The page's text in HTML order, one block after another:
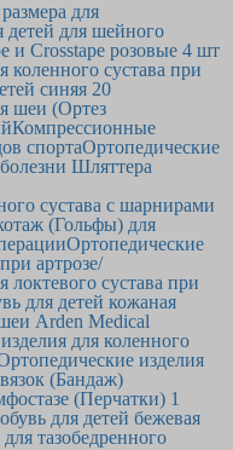
для
детей для шейного
и Crosstape розовые 4 шт
коленного сустава при
синяя 20
шеи (Ортез
Компрессионные
спортаОртопедические
Шляттера
сустава с шарнирами
(Гольфы) для
Ортопедические
артрозе/
локтевого сустава при
для детей кожаная
Arden Medical
для коленного
изделия
(Бандаж)
(Перчатки) 1
для детей бежевая
тазобедренного